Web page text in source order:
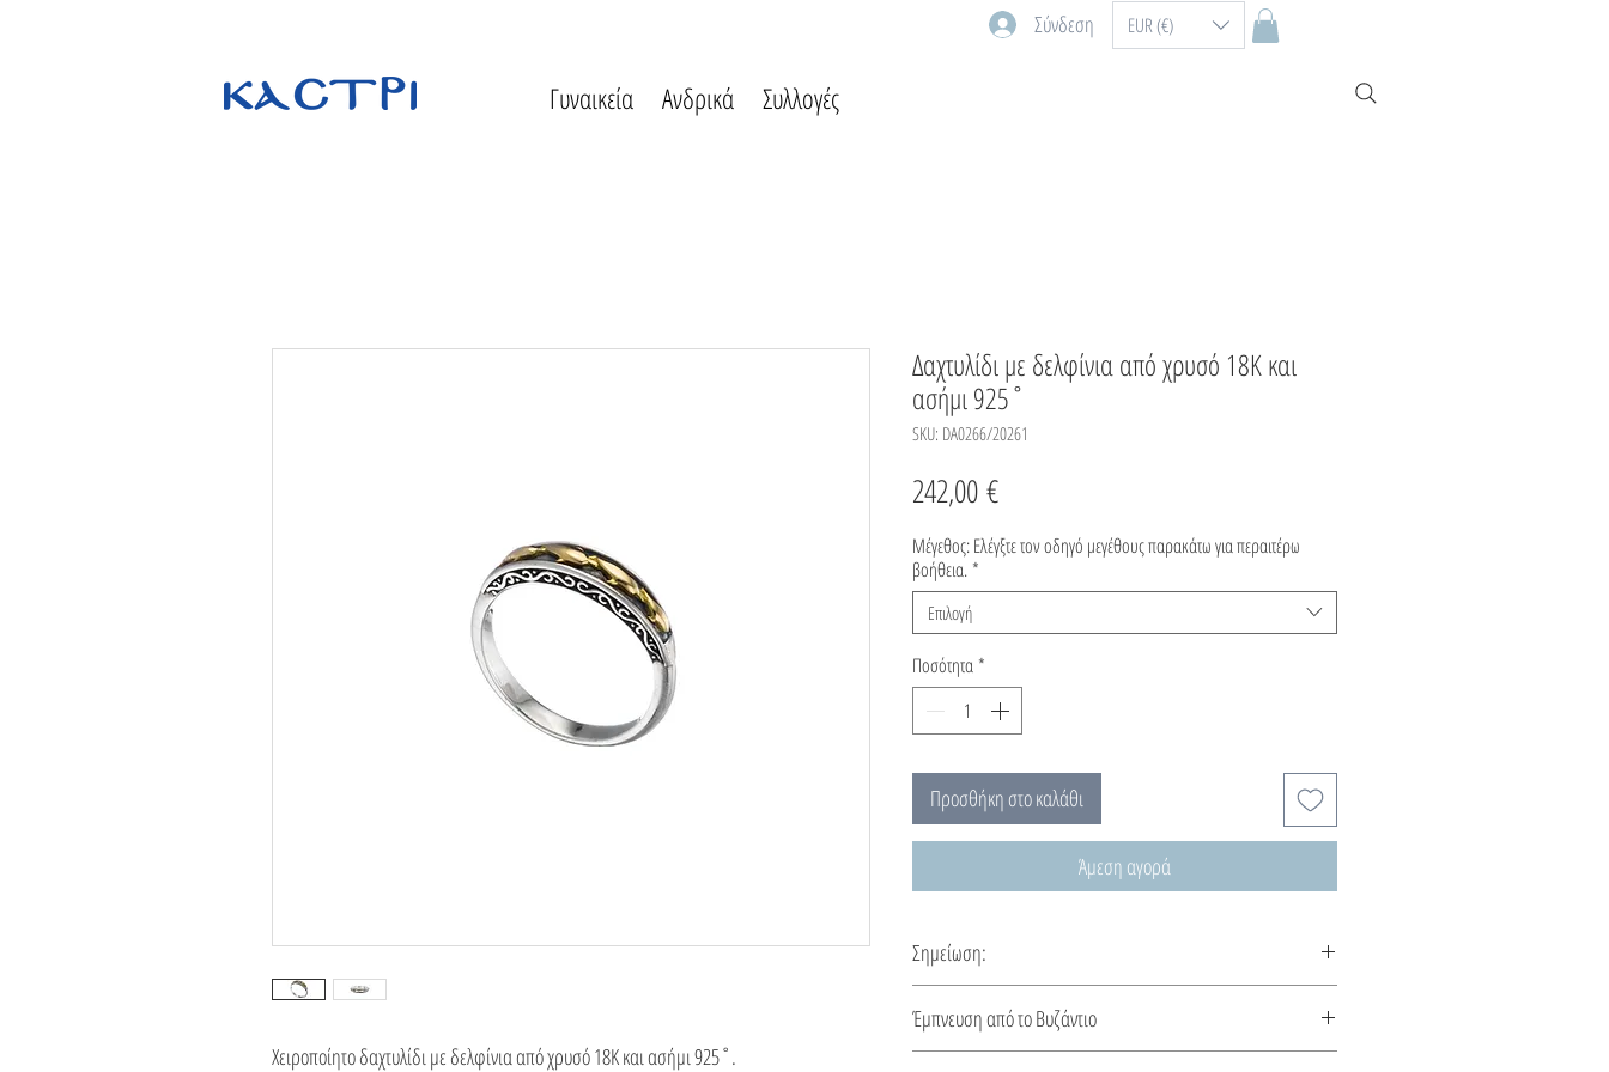
Σύνδεση EUR (€)
Γυναικεία Ανδρικά Συλλογές
Χειροποίητο δαχτυλίδι με δελφίνια από χρυσό 18K και ασήμι 925˚.
Δαχτυλίδι με δελφίνια από χρυσό 18K και
ασήμι 925˚
SKU: DA0266/20261
242,00 €Τιμή
Μέγεθος: Ελέγξτε τον οδηγό μεγέθους παρακάτω για περαιτέρω
βοήθεια. *
Επιλογή
Ποσότητα *
Προσθήκη στο καλάθι
Άμεση αγορά
Σημείωση:
κατασκευής 5-10 ημέρες.
Έμπνευση από το Βυζάντιο